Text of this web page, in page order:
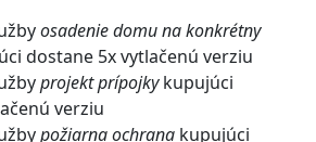
osadenie domu na konkrétny
dostane 5x vytlačenú verziu
projekt prípojkykupujúci
verziu
požiarna ochrana kupujúci